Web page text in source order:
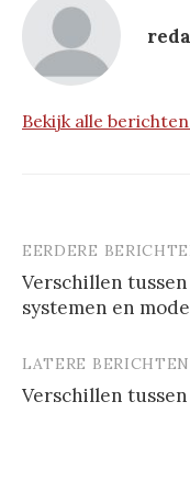
Bekijk alle
EERDERE
Verschillen
systemen en
LATERE BERICHTEN
Verschillen